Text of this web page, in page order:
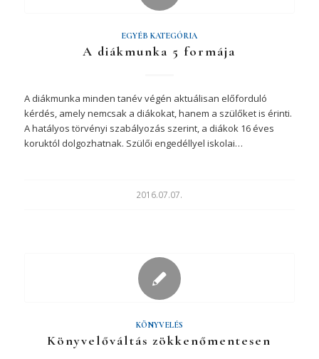
EGYÉB KATEGÓRIA
A diákmunka 5 formája
A diákmunka minden tanév végén aktuálisan előforduló
kérdés, amely nemcsak a diákokat, hanem a szülőket is érinti.
A hatályos törvényi szabályozás szerint, a diákok 16 éves
koruktól dolgozhatnak. Szülői engedéllyel iskolai…
2016.07.07.
KÖNYVELÉS
Könyvelőváltás zökkenőmentesen